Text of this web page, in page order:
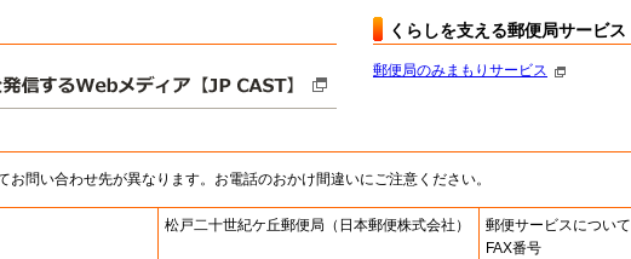
くらしを支える郵便局サービス
郵便局のみまもりサービス
問い合わせ先が異なります。お電話のおかけ間違いにご注意ください。
松戸二十世紀ケ丘郵便局 （日本郵便株式会社） 郵便サービスについて
FAX番号